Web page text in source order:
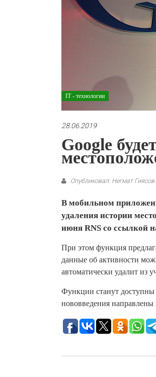
IT - технологии
28.06.2019
Google
Опубликовал: Негмат Гиясов
В мобильном
удаления истории
июня RNS со ссылкой
При этом функция
данные об активности
автоматически удалит из
Функции станут доступны
нововведения направлены